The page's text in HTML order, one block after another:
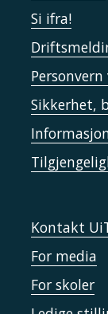
Si ifra!
Sikkerhet,
Kontakt
For media
For skoler